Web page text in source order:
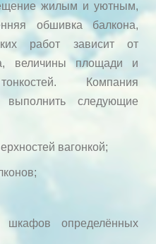
жилым и уютным,
обшивка балкона,
работ зависит от
величины площади и
Компания
выполнить следующие
вагонкой;
шкафов определённых